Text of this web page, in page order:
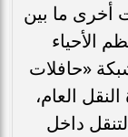
(10) مسارات أخرى ما بين
الأحياء
«حافلات
العام،
داخل